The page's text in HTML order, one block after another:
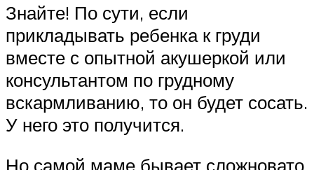
Знайте! По сути, если
прикладывать ребенка к груди
вместе с опытной акушеркой или
консультантом по грудному
вскармливанию, то он будет сосать.
У него это получится.
Но самой маме бывает сложновато.